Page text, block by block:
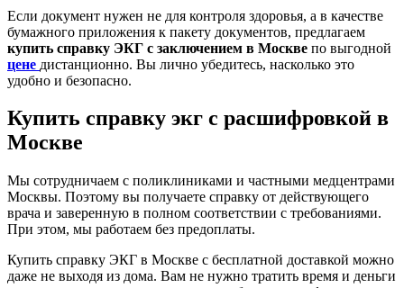
Если документ нужен не для контроля здоровья, а в качестве
бумажного приложения к пакету документов, предлагаем
купить справку ЭКГ с заключением в Москве по выгодной
цене дистанционно. Вы лично убедитесь, насколько это
удобно и безопасно.
Купить справку экг с расшифровкой в
Москве
Мы сотрудничаем с поликлиниками и частными медцентрами
Москвы. Поэтому вы получаете справку от действующего
врача и заверенную в полном соответствии с требованиями.
При этом, мы работаем без предоплаты.
Купить справку ЭКГ в Москве с бесплатной доставкой можно
даже не выходя из дома. Вам не нужно тратить время и деньги